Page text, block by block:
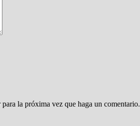
la próxima vez que haga un comentario.